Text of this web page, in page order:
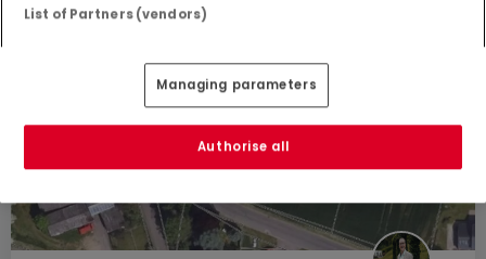
List of Partners (vendors)
Managing parameters
Authorise all